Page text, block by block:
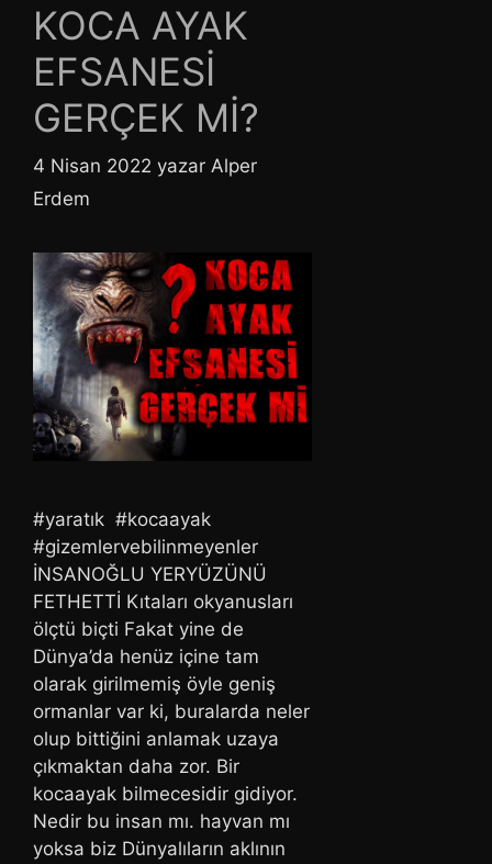
KOCA AYAK
EFSANESİ
GERÇEK Mİ?
4 Nisan 2022 yazar Alper
Erdem
#yaratık #kocaayak
#gizemlervebilinmeyenler
İNSANOĞLU YERYÜZÜNÜ
FETHETTİ Kıtaları okyanusları
ölçtü biçti Fakat yine de
Dünya’da henüz içine tam
olarak girilmemiş öyle geniş
ormanlar var ki, buralarda neler
olup bittiğini anlamak uzaya
çıkmaktan daha zor. Bir
kocaayak bilmecesidir gidiyor.
Nedir bu insan mı. hayvan mı
yoksa biz Dünyalıların aklının